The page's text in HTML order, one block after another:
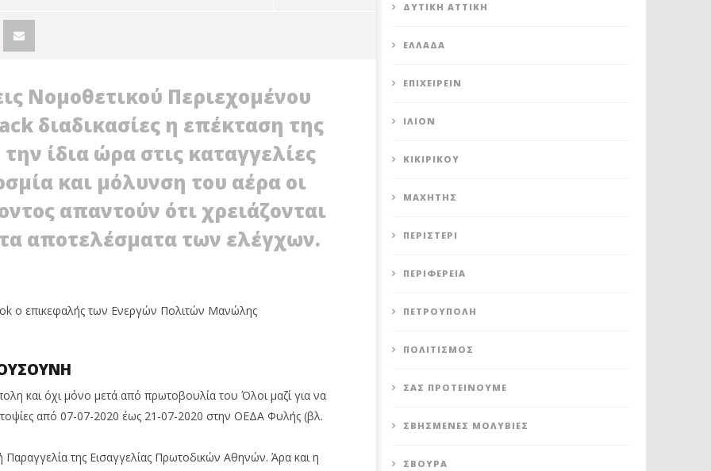
ΕΞΟΡΜΗΣΗ ΤΗΣ
ΑΡΧΗΣ ΣΤΑ
ΒΑΓ. ΣΙΜΟΣ: ΑΝΕΠΙΤΡΕΠΤΟ ΝΑ
ΘΕΩΡΕΙΤΑΙ ΚΟΣΤΟΣ Η ΥΓΕΙΑ ΚΑΙ Η
2020
ΠΕΤΡΟΥΠΟΛΗ: ΠΡΟΣΩΡΙΝΗ
ΠΟΙΚΙΛΟ
Αυγούστου
Petroupolis
Νομοθετικού Περιεχομένου
διαδικασίες η επέκταση της
ίδια ώρα στις καταγγελίες
και μόλυνση του αέρα οι
απαντούν ότι χρειάζονται
αποτελέσματα των ελέγχων.
ο επικεφαλής των Ενεργών Πολιτών Μανώλης
και όχι μόνο μετά από πρωτοβουλία του Όλοι μαζί για να
από 07-07-2020 έως 21-07-2020 στην ΟΕΔΑ Φυλής (βλ.
της Εισαγγελίας Πρωτοδικών Αθηνών. Άρα και η
ΔΥΤΙΚΉ ΑΤΤΙΚΉ
ΕΛΛΆΔΑ
ΕΠΙΧΕΙΡΕΊΝ
ΊΛΙΟΝ
ΚΙΚΙΡΙΚΟΥ
ΜΑΧΗΤΗΣ
ΠΕΡΙΣΤΈΡΙ
ΠΕΡΙΦΈΡΕΙΑ
ΠΕΤΡΟΎΠΟΛΗ
ΠΟΛΙΤΙΣΜΌΣ
ΣΑΣ ΠΡΟΤΕΊΝΟΥΜΕ
ΣΒΗΣΜΈΝΕΣ ΜΟΛΥΒΙΈΣ
ΣΒΟΎΡΑ